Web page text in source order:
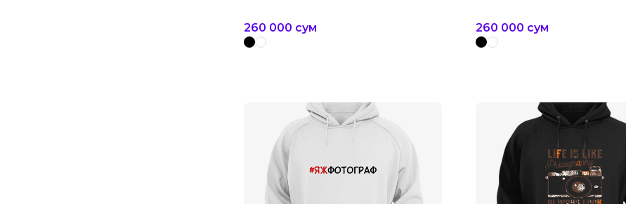
260 000 сум 260 000 сум